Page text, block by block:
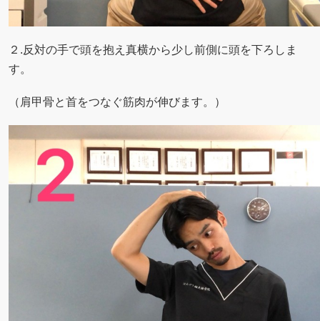
２.反対の手で頭を抱え真横から少し前側に頭を下ろしま
す。
（肩甲骨と首をつなぐ筋肉が伸びます。）